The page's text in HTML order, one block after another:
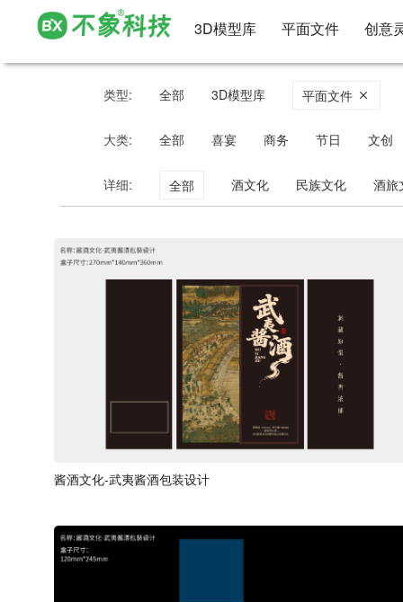
3D模型库 平面文件 创意
类型: 全部 3D模型库 平面文件
大类: 全部 喜宴 商务 节日 文创
详细: 全部 酒文化 民族文化 酒旅
酱酒文化-武夷酱酒包装设计